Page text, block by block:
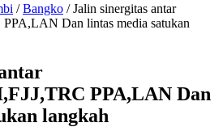
/ Bangko / Jalin sinergitas antar
Dan lintas media satukan
PPA,LAN Dan
langkah